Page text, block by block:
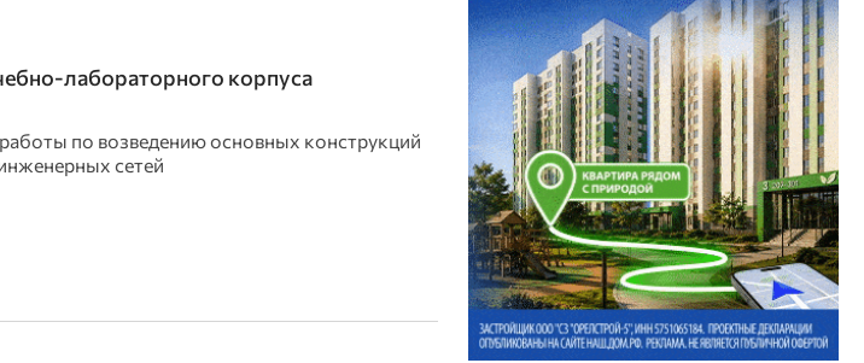
лабораторного корпуса
по возведению основных конструкций
сетей